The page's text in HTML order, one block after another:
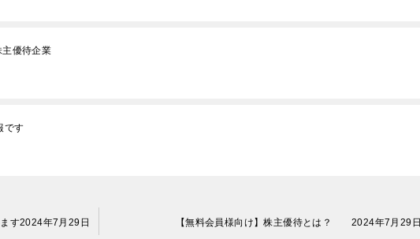
主優待企業
です
す2024年7月29日 【無料会員様向け】株主優待とは？ 2024年7月29日